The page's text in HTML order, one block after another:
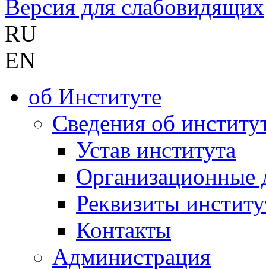
Версия для слабовидящих
RU
EN
об Институте
Сведения об
Устав института
Организационные
Реквизиты
Контакты
Администрация